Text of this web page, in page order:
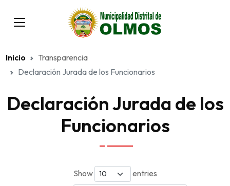
Inicio
Transparencia
Declaración Jurada de los Funcionarios
Declaración Jurada de los
Funcionarios
Show
entries